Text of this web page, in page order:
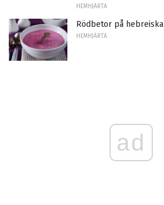
HEMHJÄRTA
Rödbetor på hebreiska
HEMHJÄRTA
ad